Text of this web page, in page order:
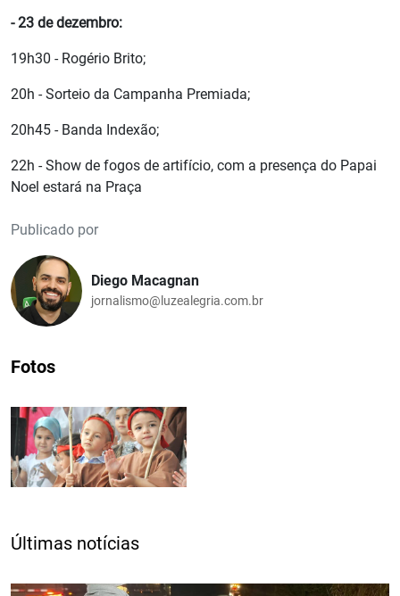
- 23 de dezembro:
19h30 - Rogério Brito;
20h - Sorteio da Campanha Premiada;
20h45 - Banda Indexão;
22h - Show de fogos de artifício, com a presença do Papai
Noel estará na Praça
Publicado por
Diego Macagnan
jornalismo@luzealegria.com.br
Fotos
Últimas notícias